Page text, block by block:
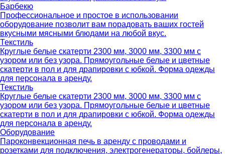
Барбекю
Профессиональное и простое в использовании
оборудование позволит вам порадовать ваших гостей
вкусными мясными блюдами на любой вкус.
Текстиль
Круглые белые скатерти 2300 мм, 3000 мм, 3300 мм с
узором или без узора. Прямоугольные белые и цветные
скатерти в пол и для драпировки с юбкой. Форма одежды
для персонала в аренду.
Текстиль
Круглые белые скатерти 2300 мм, 3000 мм, 3300 мм с
узором или без узора. Прямоугольные белые и цветные
скатерти в пол и для драпировки с юбкой. Форма одежды
для персонала в аренду.
Оборудование
Пароконвекционная печь в аренду с проводами и
розетками для подключения, электрогенераторы, бойлеры,